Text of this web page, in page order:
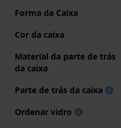
Forma da Caixa
Cor da caixa
Material da parte de trás
da caixa
Parte de trás da caixa
Ordenar vidro